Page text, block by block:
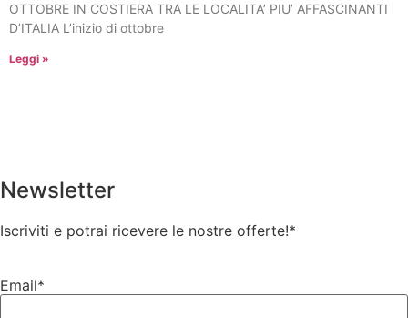
OTTOBRE IN COSTIERA TRA LE LOCALITA’ PIU’ AFFASCINANTI
D’ITALIA L’inizio di ottobre
Leggi »
Newsletter
Iscriviti e potrai ricevere le nostre offerte!*
Email*